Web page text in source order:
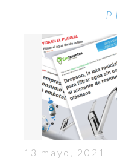
13 mayo, 2021